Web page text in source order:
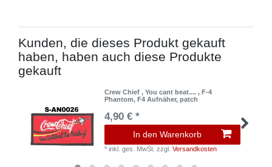
Kunden, die dieses Produkt gekauft
haben, haben auch diese Produkte
gekauft
Crew Chief , You cant beat.... , F-4
Phantom, F4 Aufnäher, patch
4,90 € *
In den Warenkorb
*inkl. ges. MwSt. zzgl.Versandkosten